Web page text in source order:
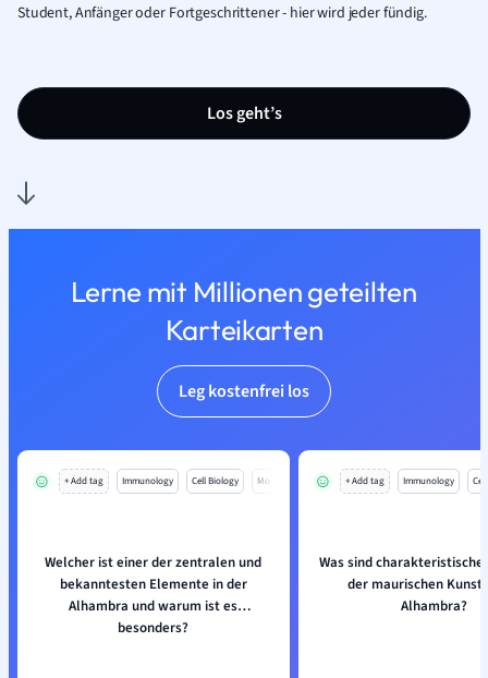
Student, Anfänger oder Fortgeschrittener - hier wird jeder fündig.
Los geht’s
Lerne mit Millionen geteilten
Karteikarten
Leg kostenfrei los
+ Add tag Immunology Cell Biology Mo
Welcher ist einer der zentralen und
bekanntesten Elemente in der
Alhambra und warum ist es
besonders?
+ Add tag Immunology
Was sind
der maurischen Kunst
Alhambra?